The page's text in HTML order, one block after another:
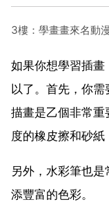
3樓：學畫畫來名動
如果你想學習插
以了。首先，你
描畫是乙個非常
度的橡皮擦和砂紙
另外，水彩筆也
添豐富的色彩。